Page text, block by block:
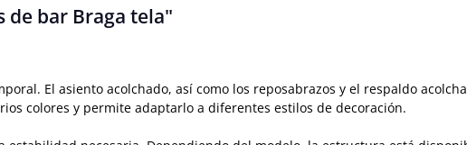
de bar Braga tela"
El asiento acolchado, así como los reposabrazos y el respaldo
colores y permite adaptarlo a diferentes estilos de decoración.